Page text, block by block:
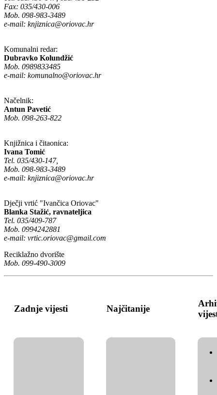
Fax: 035/430-006
Mob. 098-983-3489
e-mail: knjiznica@oriovac.hr
Komunalni redar:
Dubravko Kolundžić
Mob. 0989833485
e-mail: komunalno@oriovac.hr
Načelnik:
Antun Pavetić
Mob. 098-263-822
Knjižnica i čitaonica:
Ivana Tomić
Tel. 035/430-147,
Mob. 098-983-3489
e-mail: knjiznica@oriovac.hr
Dječji vrtić "Ivančica Oriovac"
Blanka Stažić, ravnateljica
Tel. 035/409-787
Mob. 0994242881
e-mail: vrtic.oriovac@gmail.com
Reciklažno dvorište
Mob. 099-490-3009
Zadnje vijesti Najčitanije